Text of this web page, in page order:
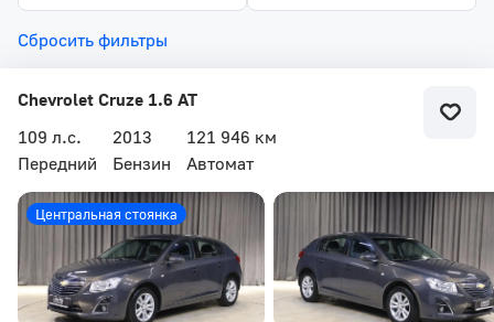
Сбросить фильтры
Chevrolet Cruze 1.6 AT
109 л.с.
2013
121 946 км
Передний
Бензин Автомат
Центральная стоянка